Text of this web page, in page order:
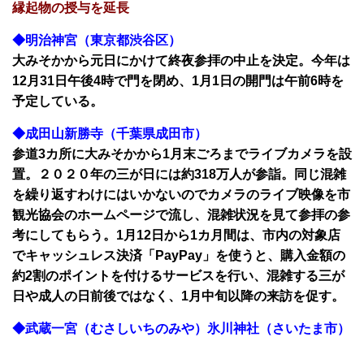
縁起物の授与を延長
◆明治神宮（東京都渋谷区）
大みそかから元日にかけて終夜参拝の中止を決定。今年は
12月31日午後4時で門を閉め、1月1日の開門は午前6時を
予定している。
◆成田山新勝寺（千葉県成田市）
参道3カ所に大みそかから1月末ごろまでライブカメラを設
置。２０２０年の三が日には約318万人が参詣。同じ混雑
を繰り返すわけにはいかないのでカメラのライブ映像を市
観光協会のホームページで流し、混雑状況を見て参拝の参
考にしてもらう。1月12日から1カ月間は、市内の対象店
でキャッシュレス決済「PayPay」を使うと、購入金額の
約2割のポイントを付けるサービスを行い、混雑する三が
日や成人の日前後ではなく、1月中旬以降の来訪を促す。
◆武蔵一宮（むさしいちのみや）氷川神社（さいたま市）